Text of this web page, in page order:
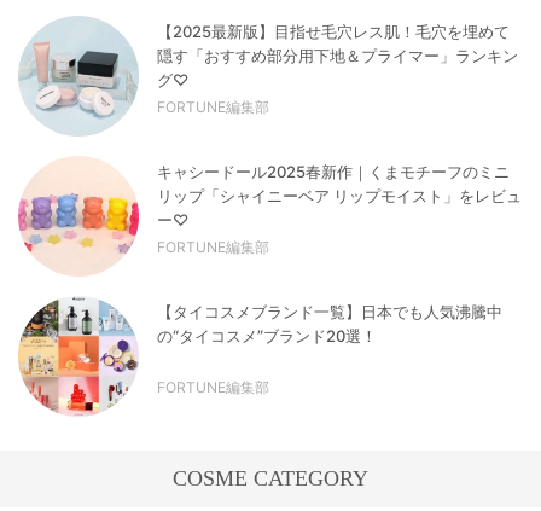
【2025最新版】目指せ毛穴レス肌！毛穴を埋めて
隠す「おすすめ部分用下地＆プライマー」ランキン
グ♡
FORTUNE編集部
キャシードール2025春新作｜くまモチーフのミニ
リップ「シャイニーベア リップモイスト」をレビュ
ー♡
FORTUNE編集部
【タイコスメブランド一覧】日本でも人気沸騰中
の“タイコスメ”ブランド20選！
FORTUNE編集部
COSME CATEGORY